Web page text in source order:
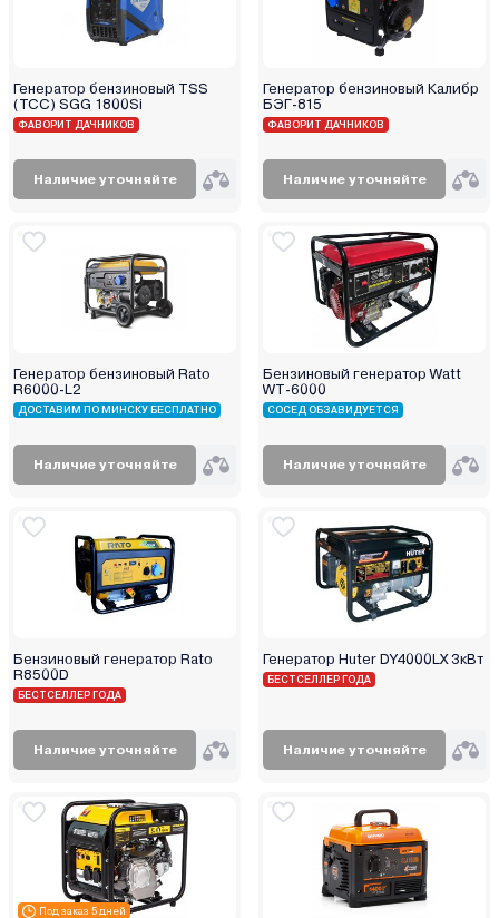
Генератор бензиновый TSS
(ТСС) SGG 1800Si
ФАВОРИТ ДАЧНИКОВ
Наличие уточняйте
Генератор бензиновый Калибр
БЭГ-815
ФАВОРИТ ДАЧНИКОВ
Наличие уточняйте
Генератор бензиновый Rato
R6000-L2
ДОСТАВИМ ПО МИНСКУ БЕСПЛАТНО
Наличие уточняйте
Бензиновый генератор Watt
WT-6000
СОСЕД ОБЗАВИДУЕТСЯ
Наличие уточняйте
Бензиновый генератор Rato
R8500D
БЕСТСЕЛЛЕР ГОДА
Наличие уточняйте
Генератор Huter DY4000LX 3кВт
БЕСТСЕЛЛЕР ГОДА
Наличие уточняйте
Под заказ 5 дней